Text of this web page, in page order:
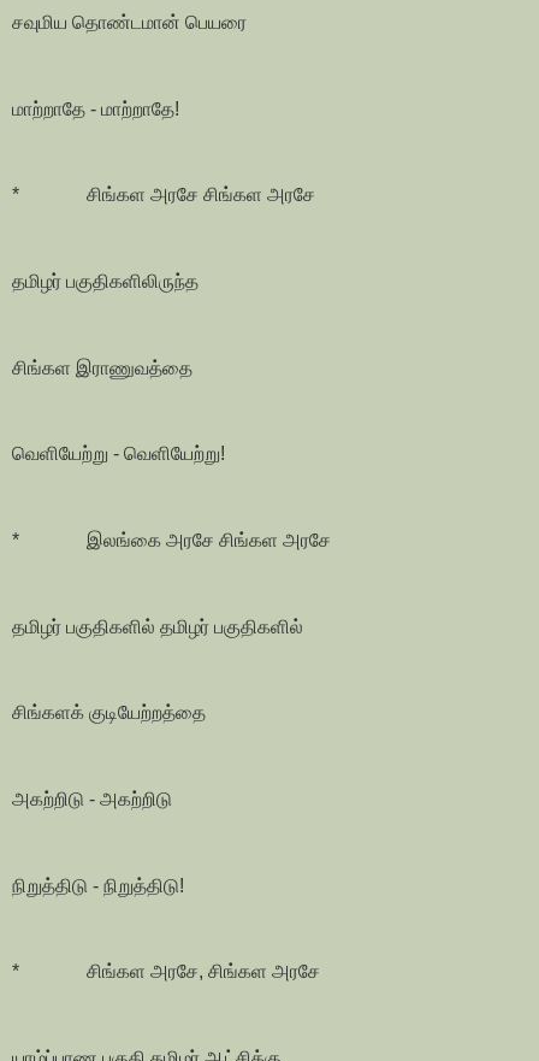
சவுமிய தொண்டமான் பெயரை
மாற்றாதே - மாற்றாதே!
* சிங்கள அரசே சிங்கள அரசே
தமிழர் பகுதிகளிலிருந்த
சிங்கள இராணுவத்தை
வெளியேற்று - வெளியேற்று!
* இலங்கை அரசே சிங்கள அரசே
தமிழர் பகுதிகளில் தமிழர் பகுதிகளில்
சிங்களக் குடியேற்றத்தை
அகற்றிடு - அகற்றிடு
நிறுத்திடு - நிறுத்திடு!
* சிங்கள அரசே, சிங்கள அரசே